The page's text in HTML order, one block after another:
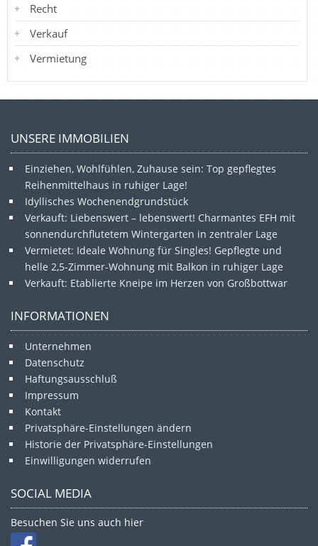
Recht
Verkauf
Vermietung
UNSERE IMMOBILIEN
Einziehen, Wohlfühlen, Zuhause sein: Top gepflegtes
Reihenmittelhaus in ruhiger Lage!
Idyllisches Wochenendgrundstück
Verkauft: Liebenswert – lebenswert! Charmantes EFH mit
sonnendurchflutetem Wintergarten in zentraler Lage
Vermietet: Ideale Wohnung für Singles! Gepflegte und
helle 2,5-Zimmer-Wohnung mit Balkon in ruhiger Lage
Verkauft: Etablierte Kneipe im Herzen von Großbottwar
INFORMATIONEN
Unternehmen
Datenschutz
Haftungsausschluß
Impressum
Kontakt
Privatsphäre-Einstellungen ändern
Historie der Privatsphäre-Einstellungen
Einwilligungen widerrufen
SOCIAL MEDIA
Besuchen Sie uns auch hier